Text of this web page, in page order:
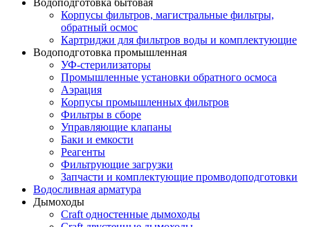
Водоподготовка бытовая
Корпусы фильтров, магистральные фильтры,
обратный осмос
Картриджи для фильтров воды и комплектующие
Водоподготовка промышленная
УФ-стерилизаторы
Промышленные установки обратного осмоса
Аэрация
Корпусы промышленных фильтров
Фильтры в сборе
Управляющие клапаны
Баки и емкости
Реагенты
Фильтрующие загрузки
Запчасти и комплектующие промводоподготовки
Водосливная арматура
Дымоходы
Craft одностенные дымоходы